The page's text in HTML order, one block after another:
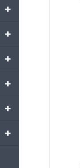
+
+
+
+
+
+